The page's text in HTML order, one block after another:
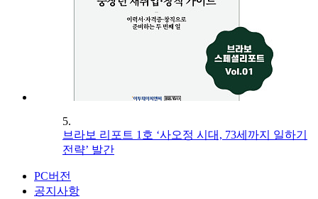
5.
브라보 리포트 1호 ‘사오정 시대, 73세까지 일하기
전략’ 발간
PC버전
공지사항